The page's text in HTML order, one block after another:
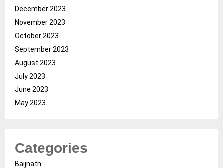
December 2023
November 2023
October 2023
September 2023
August 2023
July 2023
June 2023
May 2023
Categories
Baijnath